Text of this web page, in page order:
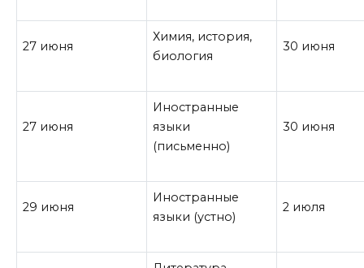
27 июня
Химия, история,
биология
30 июня
27 июня
Иностранные
языки
(письменно)
30 июня
29 июня
Иностранные
языки (устно)
2 июля